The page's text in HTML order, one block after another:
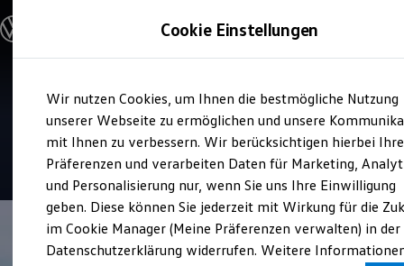
Hauptinhalt
springen
Footer
springen
Modelle und Konfigurator
Modelle vergleichen
Elektroautos
ENERGY Sondermodelle
Nutzfahrzeuge
SUV und CUV
Familienautos
Kombis
Kompaktwagen
Sportwagen
Schnell verfügbare Fahrzeuge
Angebote und Produkte
Service
Autohaus Burkhart
4.8| 157 Bewertungen
Cookie Einstellungen
Wir nutzen Cookies, um Ihnen die bestmögliche Nutzung
unserer Webseite zu ermöglichen und unsere
mit Ihnen zu verbessern. Wir berücksichtigen hierbei Ihre
Präferenzen und verarbeiten Daten für Marketing,
und Personalisierung nur, wenn Sie uns Ihre Einwilligung
geben. Diese können Sie jederzeit mit Wirkung für die
im Cookie Manager (Meine Präferenzen verwalten) in der
Datenschutzerklärung widerrufen. Weitere